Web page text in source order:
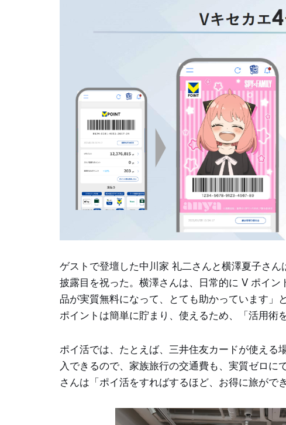
ゲストで登壇した中川家 礼二さんと横澤夏子さ
披露目を祝った。横澤さんは、日常的に V ポイ
品が実質無料になって、とても助かっています」
ポイントは簡単に貯まり、使えるため、「活用術
ポイ活では、たとえば、三井住友カードが使え
入できるので、家族旅行の交通費も、実質ゼロ
さんは「ポイ活をすればするほど、お得に旅がで